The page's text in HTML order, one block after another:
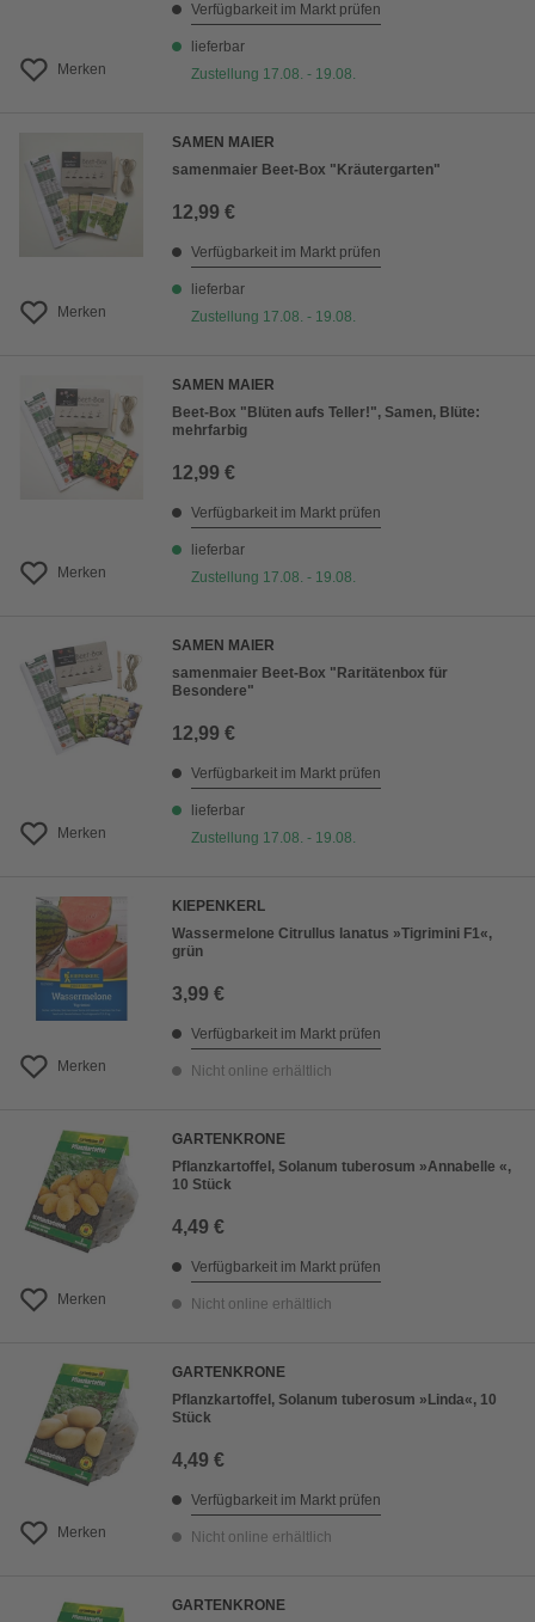
Merken
Verfügbarkeit im Markt prüfen
lieferbar
Zustellung 17.08. - 19.08.
Merken
SAMEN MAIER
samenmaier Beet-Box "Kräutergarten"
12,99 €
Verfügbarkeit im Markt prüfen
lieferbar
Zustellung 17.08. - 19.08.
Merken
SAMEN MAIER
Beet-Box "Blüten aufs Teller!", Samen, Blüte:
mehrfarbig
12,99 €
Verfügbarkeit im Markt prüfen
lieferbar
Zustellung 17.08. - 19.08.
Merken
SAMEN MAIER
samenmaier Beet-Box "Raritätenbox für
Besondere"
12,99 €
Verfügbarkeit im Markt prüfen
lieferbar
Zustellung 17.08. - 19.08.
Merken
KIEPENKERL
Wassermelone Citrullus lanatus »Tigrimini F1«,
grün
3,99 €
Verfügbarkeit im Markt prüfen
Nicht online erhältlich
Merken
GARTENKRONE
Pflanzkartoffel, Solanum tuberosum »Annabelle «,
10 Stück
4,49 €
Verfügbarkeit im Markt prüfen
Nicht online erhältlich
Merken
GARTENKRONE
Pflanzkartoffel, Solanum tuberosum »Linda«, 10
Stück
4,49 €
Verfügbarkeit im Markt prüfen
Nicht online erhältlich
GARTENKRONE